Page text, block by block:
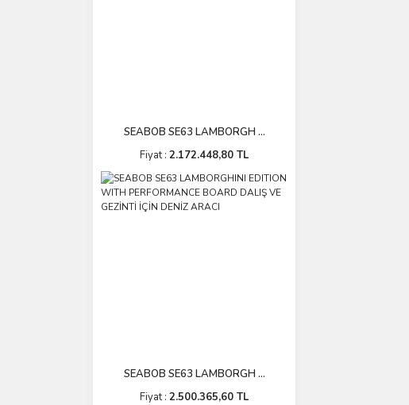
SEABOB SE63 LAMBORGH ...
Fiyat : 2.172.448,80 TL
SEABOB SE63 LAMBORGH ...
Fiyat : 2.500.365,60 TL